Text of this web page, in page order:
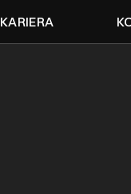
KARIERA